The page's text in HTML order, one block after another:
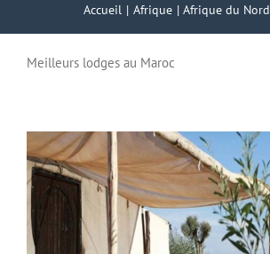
Accueil Afrique Afrique du Nord
Meilleurs lodges au Maroc